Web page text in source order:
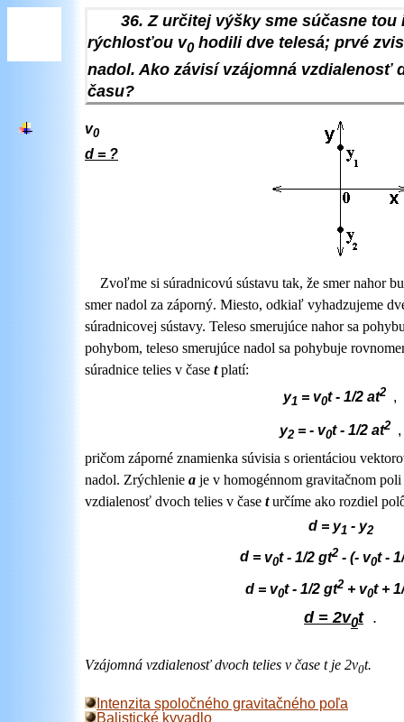
36. Z určitej výšky sme súčasne
rýchlosťou v0hodili dve telesá; prvé
nadol. Ako závisí vzájomná vzdialenosť
času?
v0
d = ?
Zvoľme si súradnicovú sústavu tak, že smer nahor
smer nadol za záporný. Miesto, odkiaľ vyhadzujeme
súradnicovej sústavy. Teleso smerujúce nahor sa
pohybom, teleso smerujúce nadol sa pohybuje
súradnice telies v čase tplatí:
y1 = v0t - 1/2 at2 ,
y2= - v0t - 1/2 at2,
pričom záporné znamienka súvisia s orientáciou
nadol. Zrýchlenie a je v homogénnom gravitačnom
vzdialenosť dvoch telies v čase turčíme ako rozdiel
d = y1 - y2
d = v0t - 1/2 gt2 - (- v0t -
d = v0t - 1/2 gt2+ v0t +
d = 2v0t.
Vzájomná vzdialenosť dvoch telies v čase t je 2v0t.
Intenzita spoločného gravitačného poľa
Balistické kyvadlo